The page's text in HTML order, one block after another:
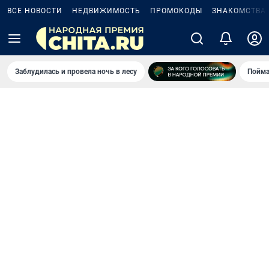
ВСЕ НОВОСТИ НЕДВИЖИМОСТЬ ПРОМОКОДЫ ЗНАКОМСТВА
Заблудилась и провела ночь в лесу